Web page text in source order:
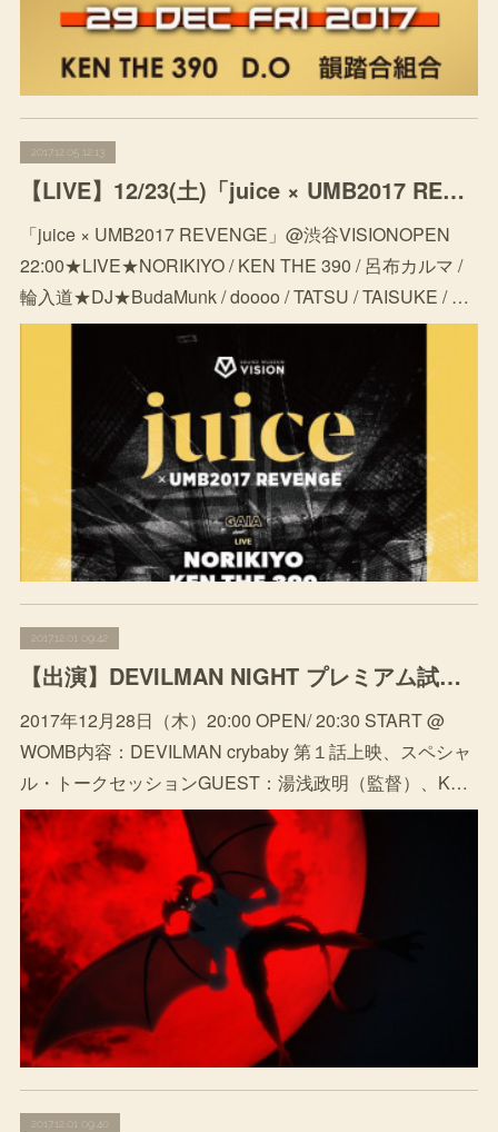
2017.12.05 12:13
【LIVE】12/23(土)「juice × UMB2017 REVENGE」@ Sound Museum VISION (night)
「juice × UMB2017 REVENGE」@渋谷VISIONOPEN
22:00★LIVE★NORIKIYO / KEN THE 390 / 呂布カルマ /
輪入道★DJ★BudaMunk / doooo / TATSU / TAISUKE / …
2017.12.01 09:42
【出演】DEVILMAN NIGHT プレミアム試写会 by NETFLIX (応募リンクあり)
2017年12月28日（木）20:00 OPEN/ 20:30 START @
WOMB内容：DEVILMAN crybaby 第１話上映、スペシャ
ル・トークセッションGUEST：湯浅政明（監督）、K…
2017.12.01 09:40